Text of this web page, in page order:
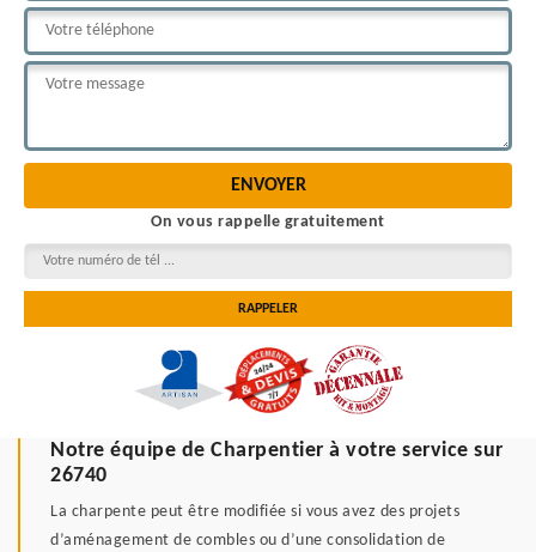
On vous rappelle gratuitement
Notre équipe de Charpentier à votre service sur
26740
La charpente peut être modifiée si vous avez des projets
d’aménagement de combles ou d’une consolidation de